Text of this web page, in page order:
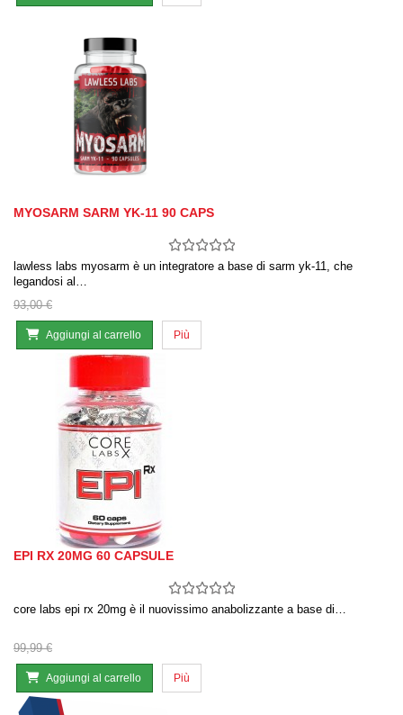
MYOSARM SARM YK-11 90 CAPS
lawless labs myosarm è un integratore a base di sarm yk-11, che
legandosi al…
93,00 €
Aggiungi al carrello Più
EPI RX 20MG 60 CAPSULE
core labs epi rx 20mg è il nuovissimo anabolizzante a base di…
99,99 €
Aggiungi al carrello Più